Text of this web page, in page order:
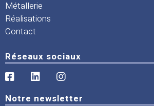
Métallerie
Réalisations
Contact
Réseaux sociaux
Notre newsletter